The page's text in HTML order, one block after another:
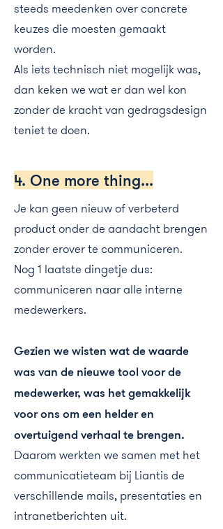
steeds meedenken over concrete
keuzes die moesten gemaakt
worden.
Als iets technisch niet mogelijk was,
dan keken we wat er dan wel kon
zonder de kracht van gedragsdesign
teniet te doen.
4. One more thing...
Je kan geen nieuw of verbeterd
product onder de aandacht brengen
zonder erover te communiceren.
Nog 1 laatste dingetje dus:
communiceren naar alle interne
medewerkers.
Gezien we wisten wat de waarde
was van de nieuwe tool voor de
medewerker, was het gemakkelijk
voor ons om een helder en
overtuigend verhaal te brengen.
Daarom werkten we samen met het
communicatieteam bij Liantis de
verschillende mails, presentaties en
intranetberichten uit.